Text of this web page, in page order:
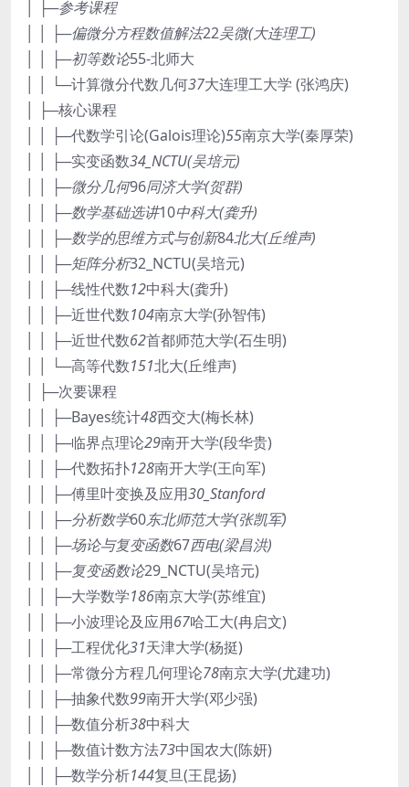
│ ├─参考课程
│ │ ├─偏微分方程数值解法22吴微(大连理工)
│ │ ├─初等数论55-北师大
│ │ └─计算微分代数几何37大连理工大学 (张鸿庆)
│ ├─核心课程
│ │ ├─代数学引论(Galois理论)55南京大学(秦厚荣)
│ │ ├─实变函数34_NCTU(吴培元)
│ │ ├─微分几何96同济大学(贺群)
│ │ ├─数学基础选讲10中科大(龚升)
│ │ ├─数学的思维方式与创新84北大(丘维声)
│ │ ├─矩阵分析32_NCTU(吴培元)
│ │ ├─线性代数12中科大(龚升)
│ │ ├─近世代数104南京大学(孙智伟)
│ │ ├─近世代数62首都师范大学(石生明)
│ │ └─高等代数151北大(丘维声)
│ ├─次要课程
│ │ ├─Bayes统计48西交大(梅长林)
│ │ ├─临界点理论29南开大学(段华贵)
│ │ ├─代数拓扑128南开大学(王向军)
│ │ ├─傅里叶变换及应用30_Stanford
│ │ ├─分析数学60东北师范大学(张凯军)
│ │ ├─场论与复变函数67西电(梁昌洪)
│ │ ├─复变函数论29_NCTU(吴培元)
│ │ ├─大学数学186南京大学(苏维宜)
│ │ ├─小波理论及应用67哈工大(冉启文)
│ │ ├─工程优化31天津大学(杨挺)
│ │ ├─常微分方程几何理论78南京大学(尤建功)
│ │ ├─抽象代数99南开大学(邓少强)
│ │ ├─数值分析38中科大
│ │ ├─数值计数方法73中国农大(陈妍)
│ │ ├─数学分析144复旦(王昆扬)